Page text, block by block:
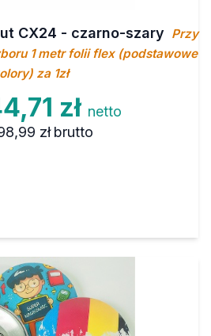
CX24 - czarno-szary Przy
1 metr folii flex (podstawowe
za 1zł
zł netto
zł brutto